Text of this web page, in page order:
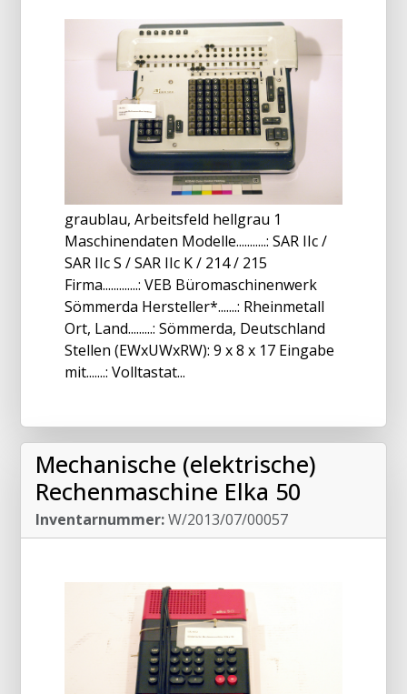
graublau, Arbeitsfeld hellgrau 1
Maschinendaten Modelle...........: SAR IIc /
SAR IIc S / SAR IIc K / 214 / 215
Firma.............: VEB Büromaschinenwerk
Sömmerda Hersteller*.......: Rheinmetall
Ort, Land.........: Sömmerda, Deutschland
Stellen (EWxUWxRW): 9 x 8 x 17 Eingabe
mit.......: Volltastat...
Mechanische (elektrische)
Rechenmaschine Elka 50
Inventarnummer:W/2013/07/00057